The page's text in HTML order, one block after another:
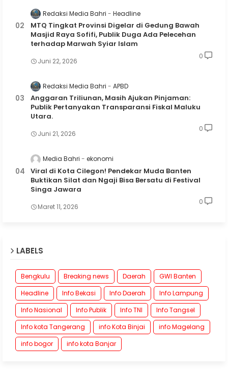
Redaksi Media Bahri Headline
MTQ Tingkat Provinsi Digelar di Gedung Bawah
Masjid Raya Sofifi, Publik Duga Ada Pelecehan
terhadap Marwah Syiar Islam
Juni 22, 2026
0
Redaksi Media Bahri APBD
Anggaran Triliunan, Masih Ajukan Pinjaman:
Publik Pertanyakan Transparansi Fiskal Maluku
Utara.
Juni 21, 2026
0
Media Bahri ekonomi
Viral di Kota Cilegon! Pendekar Muda Banten
Buktikan Silat dan Ngaji Bisa Bersatu di Festival
Singa Jawara
Maret 11, 2026
0
LABELS
Bengkulu Breaking news Daerah
GWI Banten
Headline
Info Bekasi Info Daerah
Info Lampung
Info Nasional
Info Publik Info TNI
Info Tangsel
Info kota Tangerang
info Kota Binjai
info Magelang
info bogor
info kota Banjar